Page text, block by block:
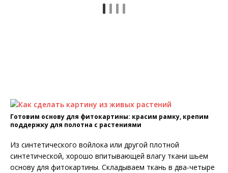
Готовим основу для фитокартины: красим рамку, крепим
поддержку для полотна с растениями
Из синтетического войлока или другой плотной
синтетической, хорошо впитывающей влагу ткани шьем
основу для фитокартины. Складываем ткань в два-четыре